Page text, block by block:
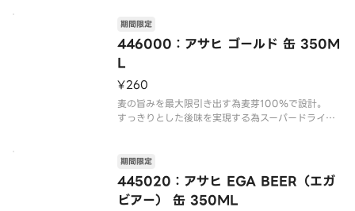
446000：アサヒ ゴールド 缶 350M
L
期間限定
¥260
麦の旨みを最大限引き出す為麦芽100％で設計。
すっきりとした後味を実現する為スーパードライ酵
445020：アサヒ EGA BEER（エガ
ビアー） 缶 350ML
期間限定